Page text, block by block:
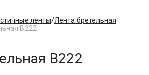
ленты/Лента бретельная
B222
B222